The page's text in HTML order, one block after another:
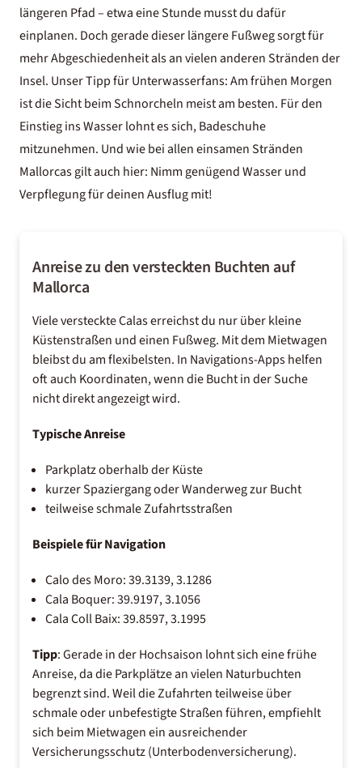
längeren Pfad – etwa eine Stunde musst du dafür
einplanen. Doch gerade dieser längere Fußweg sorgt für
mehr Abgeschiedenheit als an vielen anderen Stränden der
Insel. Unser Tipp für Unterwasserfans: Am frühen Morgen
ist die Sicht beim Schnorcheln meist am besten. Für den
Einstieg ins Wasser lohnt es sich, Badeschuhe
mitzunehmen. Und wie bei allen einsamen Stränden
Mallorcas gilt auch hier: Nimm genügend Wasser und
Verpflegung für deinen Ausflug mit!
Anreise zu den versteckten Buchten auf
Mallorca
Viele versteckte Calas erreichst du nur über kleine
Küstenstraßen und einen Fußweg. Mit dem Mietwagen
bleibst du am flexibelsten. In Navigations-Apps helfen
oft auch Koordinaten, wenn die Bucht in der Suche
nicht direkt angezeigt wird.
Typische Anreise
Parkplatz oberhalb der Küste
kurzer Spaziergang oder Wanderweg zur Bucht
teilweise schmale Zufahrtsstraßen
Beispiele für Navigation
Calo des Moro: 39.3139, 3.1286
Cala Boquer: 39.9197, 3.1056
Cala Coll Baix: 39.8597, 3.1995
Tipp: Gerade in der Hochsaison lohnt sich eine frühe
Anreise, da die Parkplätze an vielen Naturbuchten
begrenzt sind. Weil die Zufahrten teilweise über
schmale oder unbefestigte Straßen führen, empfiehlt
sich beim Mietwagen ein ausreichender
Versicherungsschutz (Unterbodenversicherung).